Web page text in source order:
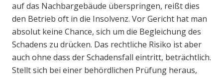
auf das Nachbargebäude überspringen, reißt dies
den Betrieb oft in die Insolvenz. Vor Gericht hat man
absolut keine Chance, sich um die Begleichung des
Schadens zu drücken. Das rechtliche Risiko ist aber
auch ohne dass der Schadensfall eintritt, beträchtlich.
Stellt sich bei einer behördlichen Prüfung heraus,